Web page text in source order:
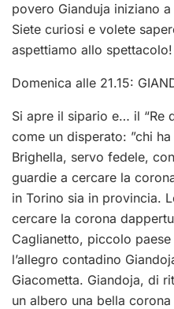
povero Gianduja iniziano
Siete curiosi e volete
aspettiamo allo spettacolo!
Domenica alle 21.15:
Si apre il sipario e… il “Re
come un disperato: ”chi
Brighella, servo fedele,
guardie a cercare la
in Torino sia in provincia.
cercare la corona
Caglianetto, piccolo
l’allegro contadino
Giacometta. Giandoja, di
un albero una bella